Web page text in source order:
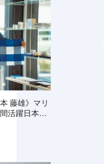
藤雄》マリ
活躍日本で